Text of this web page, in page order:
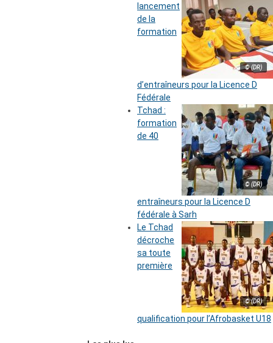
© (DR)
lancement
de la
formation
d’entraîneurs pour la Licence D
Fédérale
© (DR)
Tchad :
formation
de 40
entraîneurs pour la Licence D
fédérale à Sarh
© (DR)
Le Tchad
décroche
sa toute
première
qualification pour l’Afrobasket U18